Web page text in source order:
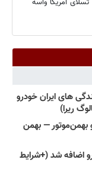
آمریکا واسه
های ایران خودرو
ریرا)
بهمن‌موتور — بهمن
اضافه شد (+شرایط